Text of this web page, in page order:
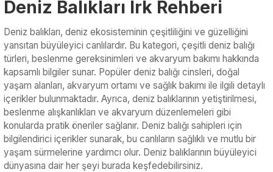
Deniz Balıkları Irk Rehberi
Deniz balıkları, deniz ekosisteminin çeşitliliğini ve güzelliğini
yansıtan büyüleyici canlılardır. Bu kategori, çeşitli deniz balığı
türleri, beslenme gereksinimleri ve akvaryum bakımı hakkında
kapsamlı bilgiler sunar. Popüler deniz balığı cinsleri, doğal
yaşam alanları, akvaryum ortamı ve sağlık bakımı ile ilgili detaylı
içerikler bulunmaktadır. Ayrıca, deniz balıklarının yetiştirilmesi,
beslenme alışkanlıkları ve akvaryum düzenlemeleri gibi
konularda pratik öneriler sağlanır. Deniz balığı sahipleri için
bilgilendirici içerikler sunarak, bu canlıların sağlıklı ve mutlu bir
yaşam sürmelerine yardımcı olur. Deniz balıklarının büyüleyici
dünyasına dair her şeyi burada keşfedebilirsiniz.